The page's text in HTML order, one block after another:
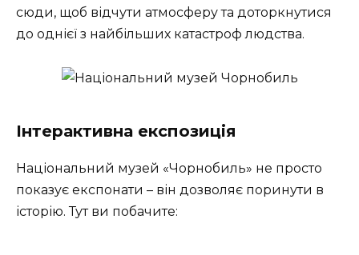
сюди, щоб відчути атмосферу та доторкнутися
до однієї з найбільших катастроф людства.
Інтерактивна експозиція
Національний музей «Чорнобиль» не просто
показує експонати – він дозволяє поринути в
історію. Тут ви побачите: